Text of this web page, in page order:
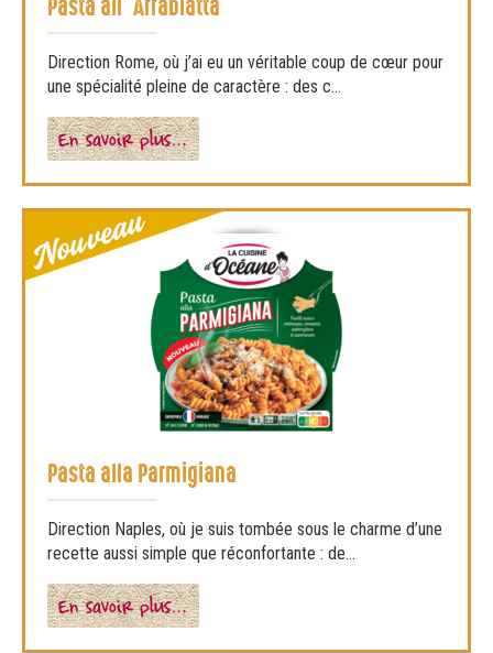
Direction Rome, où j’ai eu un véritable coup de cœur pour
une spécialité pleine de caractère : des c...
En savoir plus…
Pasta alla Parmigiana
Direction Naples, où je suis tombée sous le charme d’une
recette aussi simple que réconfortante : de...
En savoir plus…